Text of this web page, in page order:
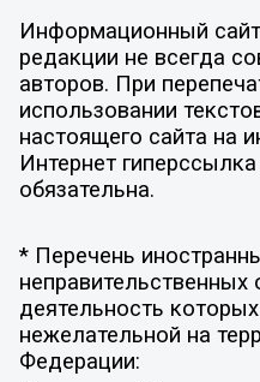
Информационный
редакции не всегда
авторов. При
использовании
настоящего сайта на
Интернет
обязательна.
* Перечень
неправительственных
деятельность
нежелательной на
Федерации: